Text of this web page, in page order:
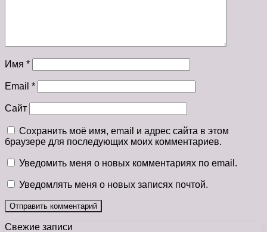
Имя *
Email *
Сайт
Сохранить моё имя, email и адрес сайта в этом
браузере для последующих моих комментариев.
Уведомить меня о новых комментариях по email.
Уведомлять меня о новых записях почтой.
Свежие записи